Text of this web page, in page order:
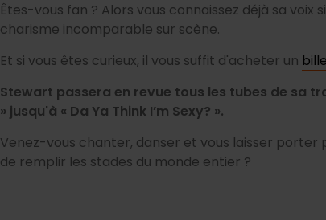
Êtes-vous fan ? Alors vous connaissez déjà sa
charisme incomparable sur scène.
Et si vous êtes curieux, il vous suffit d'acheter un
Stewart passera en revue tous les tubes de sa
» jusqu'à « Da Ya Think I’m Sexy? ».
Venez-vous chanter, danser et vous laisser porter
de remplir les stades du monde entier ?